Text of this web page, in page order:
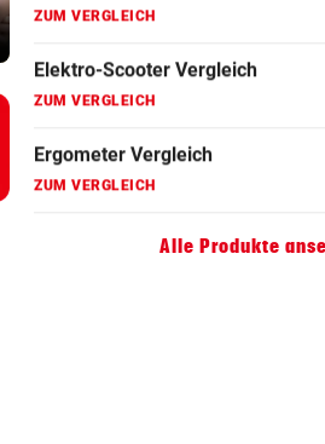
auf die Bühne
Mütter-
ZUM VERGLEICH
Hoverboard Vergleich
ZUM VERGLEICH
Kinderfahrrad Vergleich
ZUM VERGLEICH
Alle Produkte